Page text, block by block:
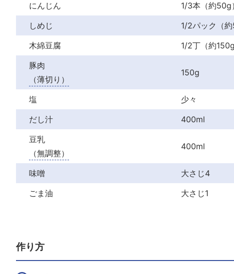
にんじん
1/3本（約50g）
しめじ
1/2パック（約
木綿豆腐
1/2丁（約150g
豚肉
（薄切り）
150g
塩
少々
だし汁
400ml
豆乳
（無調整）
400ml
味噌
大さじ4
ごま油
大さじ1
作り方